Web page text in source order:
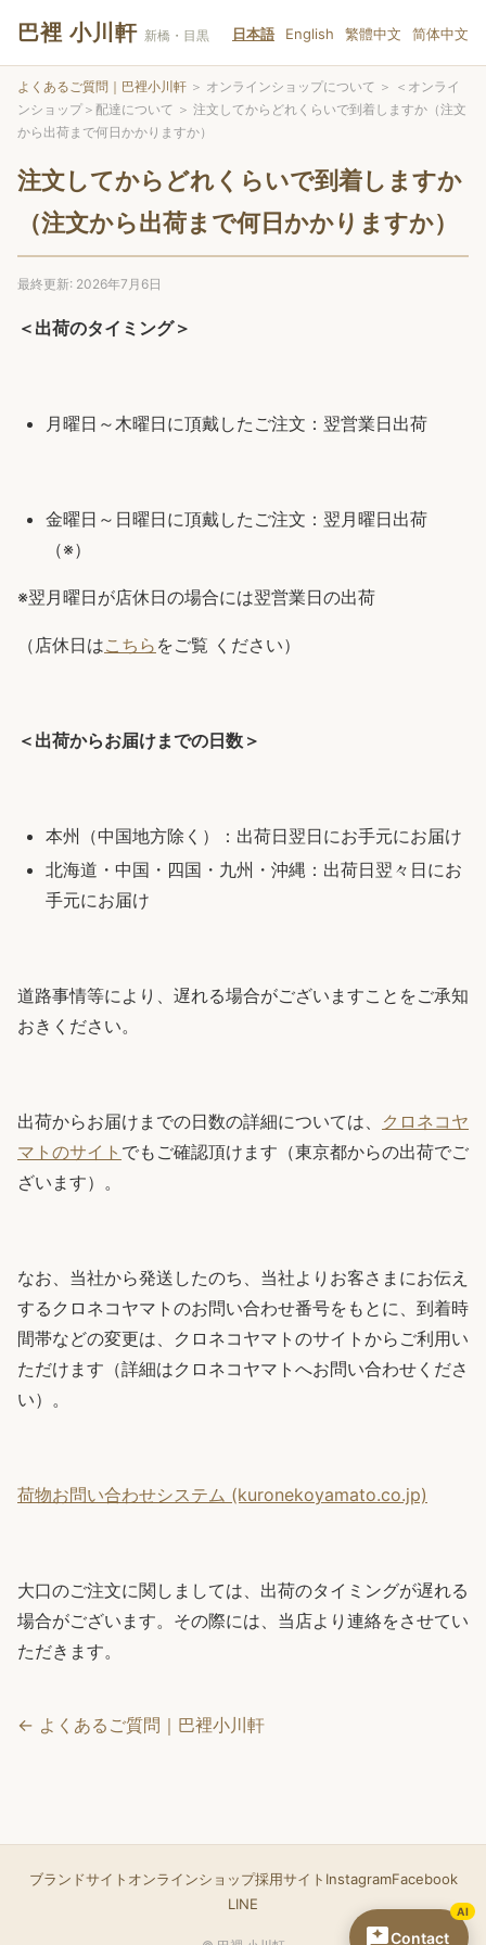
巴裡 小川軒 新橋・目黒 日本語 English 繁體中文 简体中文
よくあるご質問｜巴裡小川軒 ＞ オンラインショップについて ＞ ＜オンライ
ンショップ＞配達について ＞ 注文してからどれくらいで到着しますか（注文
から出荷まで何日かかりますか）
注文してからどれくらいで到着しますか
（注文から出荷まで何日かかりますか）
最終更新: 2026年7月6日
＜出荷のタイミング＞
月曜日～木曜日に頂戴したご注文：翌営業日出荷
金曜日～日曜日に頂戴したご注文：翌月曜日出荷
（※）
※翌月曜日が店休日の場合には翌営業日の出荷
（店休日はこちら をご覧 ください）
＜出荷からお届けまでの日数＞
本州（中国地方除く）：出荷日翌日にお手元にお届け
北海道・中国・四国・九州・沖縄：出荷日翌々日にお
手元にお届け
道路事情等により、遅れる場合がございますことをご承知
おきください。
出荷からお届けまでの日数の詳細については、 クロネコヤ
マトのサイト でもご確認頂けます（東京都からの出荷でご
ざいます）。
なお、当社から発送したのち、当社よりお客さまにお伝え
するクロネコヤマトのお問い合わせ番号をもとに、到着時
間帯などの変更は、クロネコヤマトのサイトからご利用い
ただけます（詳細はクロネコヤマトへお問い合わせくださ
い）。
荷物お問い合わせシステム (kuronekoyamato.co.jp)
大口のご注文に関しましては、出荷のタイミングが遅れる
場合がございます。その際には、当店より連絡をさせてい
ただきます。
← よくあるご質問｜巴裡小川軒
ブランドサイト オンラインショップ採用サイト InstagramFacebook
LINE
Contact
AI